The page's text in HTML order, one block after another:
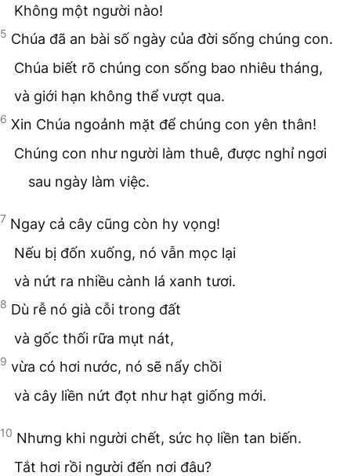
Không một người nào!
5 Chúa đã an bài số ngày của đời sống chúng con.
Chúa biết rõ chúng con sống bao nhiêu tháng,
và giới hạn không thể vượt qua.
6 Xin Chúa ngoảnh mặt để chúng con yên thân!
Chúng con như người làm thuê, được nghỉ ngơi
sau ngày làm việc.
7 Ngay cả cây cũng còn hy vọng!
Nếu bị đốn xuống, nó vẫn mọc lại
và nứt ra nhiều cành lá xanh tươi.
8 Dù rễ nó già cỗi trong đất
và gốc thối rữa mụt nát,
9 vừa có hơi nước, nó sẽ nẩy chồi
và cây liền nứt đọt như hạt giống mới.
10 Nhưng khi người chết, sức họ liền tan biến.
Tắt hơi rồi người đến nơi đâu?